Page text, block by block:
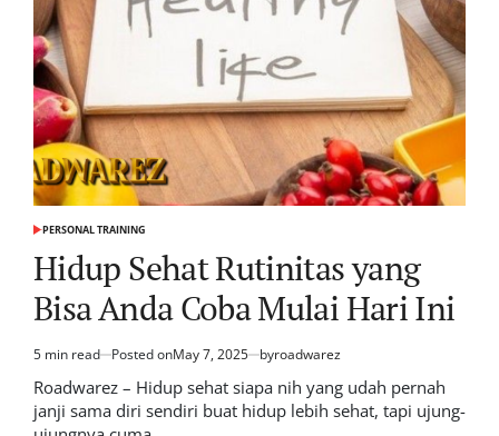
POSTED
PERSONAL TRAINING
Hidup Sehat Rutinitas yang
Bisa Anda Coba Mulai Hari Ini
Estimated
read
time
5 min read Posted onMay 7, 2025 byroadwarez
Roadwarez – Hidup sehat siapa nih yang udah pernah
janji sama diri sendiri buat hidup lebih sehat, tapi ujung-